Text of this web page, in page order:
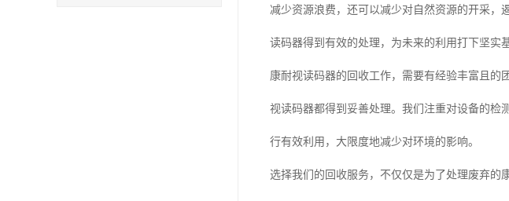
减少资源浪费，还可以减少对自然资源的开采
读码器得到有效的处理，为未来的利用打下坚实基
康耐视读码器的回收工作，需要有经验丰富且
视读码器都得到妥善处理。我们注重对设备的检
行有效利用，大限度地减少对环境的影响。
选择我们的回收服务，不仅仅是为了处理废弃的